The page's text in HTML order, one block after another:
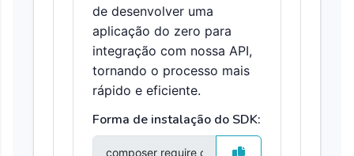
de desenvolver uma
aplicação do zero para
integração com nossa API,
tornando o processo mais
rápido e eficiente.
Forma de instalação do SDK: